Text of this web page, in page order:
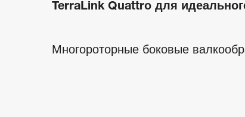
TerraLink Quattro для
Многороторные боковые